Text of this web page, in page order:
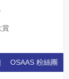
賞
OSAAS 粉絲團